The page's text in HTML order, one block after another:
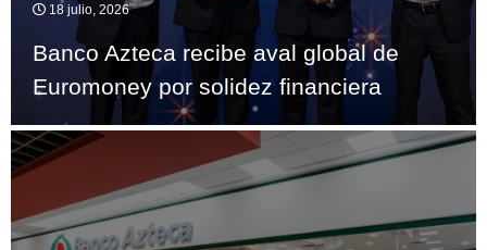
18 julio, 2026
Banco Azteca recibe aval global de
Euromoney por solidez financiera